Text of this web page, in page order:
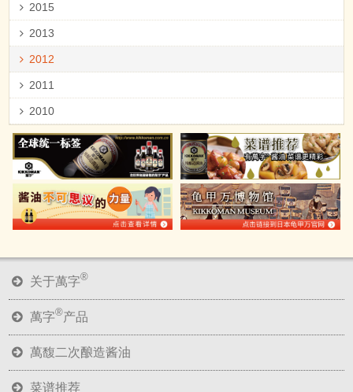
2015
2013
2012
2011
2010
关于萬字®
萬字®产品
萬馥二次酿造酱油
菜谱推荐